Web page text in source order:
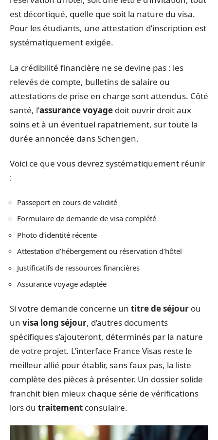
est décortiqué, quelle que soit la nature du visa.
Pour les étudiants, une attestation d’inscription est
systématiquement exigée.
La crédibilité financière ne se devine pas : les
relevés de compte, bulletins de salaire ou
attestations de prise en charge sont attendus. Côté
santé, l’assurance voyage doit ouvrir droit aux
soins et à un éventuel rapatriement, sur toute la
durée annoncée dans Schengen.
Voici ce que vous devrez systématiquement réunir
:
Passeport en cours de validité
Formulaire de demande de visa complété
Photo d’identité récente
Attestation d’hébergement ou réservation d’hôtel
Justificatifs de ressources financières
Assurance voyage adaptée
Si votre demande concerne un titre de séjour ou
un visa long séjour, d’autres documents
spécifiques s’ajouteront, déterminés par la nature
de votre projet. L’interface France Visas reste le
meilleur allié pour établir, sans faux pas, la liste
complète des pièces à présenter. Un dossier solide
franchit bien mieux chaque série de vérifications
lors du traitement consulaire.